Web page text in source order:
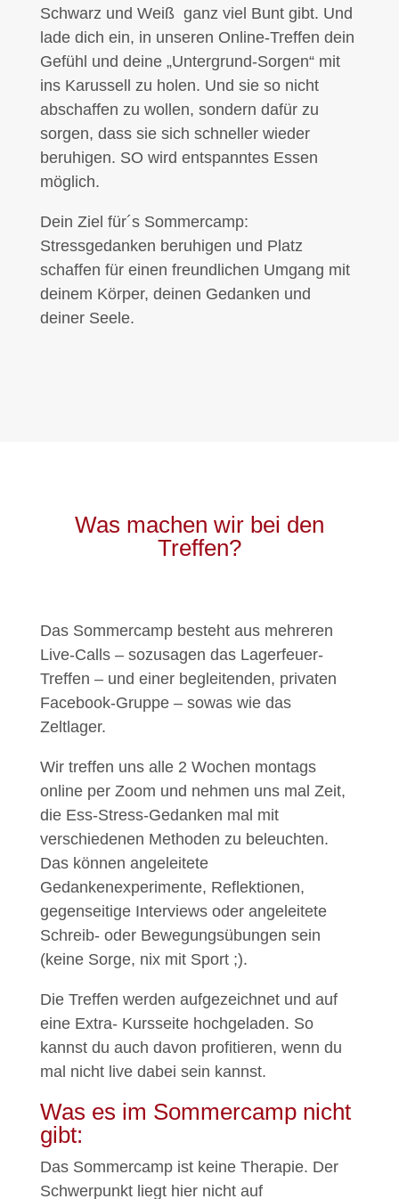
Schwarz und Weiß ganz viel Bunt gibt. Und
lade dich ein, in unseren Online-Treffen dein
Gefühl und deine „Untergrund-Sorgen“ mit
ins Karussell zu holen. Und sie so nicht
abschaffen zu wollen, sondern dafür zu
sorgen, dass sie sich schneller wieder
beruhigen. SO wird entspanntes Essen
möglich.
Dein Ziel für´s Sommercamp:
Stressgedanken beruhigen und Platz
schaffen für einen freundlichen Umgang mit
deinem Körper, deinen Gedanken und
deiner Seele.
Was machen wir bei den
Treffen?
Das Sommercamp besteht aus mehreren
Live-Calls – sozusagen das Lagerfeuer-
Treffen – und einer begleitenden, privaten
Facebook-Gruppe – sowas wie das
Zeltlager.
Wir treffen uns alle 2 Wochen montags
online per Zoom und nehmen uns mal Zeit,
die Ess-Stress-Gedanken mal mit
verschiedenen Methoden zu beleuchten.
Das können angeleitete
Gedankenexperimente, Reflektionen,
gegenseitige Interviews oder angeleitete
Schreib- oder Bewegungsübungen sein
(keine Sorge, nix mit Sport ;).
Die Treffen werden aufgezeichnet und auf
eine Extra- Kursseite hochgeladen. So
kannst du auch davon profitieren, wenn du
mal nicht live dabei sein kannst.
Was es im Sommercamp nicht
gibt:
Das Sommercamp ist keine Therapie. Der
Schwerpunkt liegt hier nicht auf